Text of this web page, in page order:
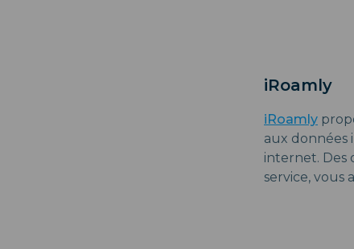
iRoamly
iRoamly
aux données
internet. Des
service, vous